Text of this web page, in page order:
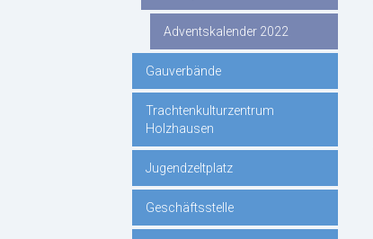
Adventskalender 2022
Gauverbände
Trachtenkulturzentrum
Holzhausen
Jugendzeltplatz
Geschäftsstelle